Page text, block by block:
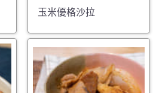
玉米優格沙拉